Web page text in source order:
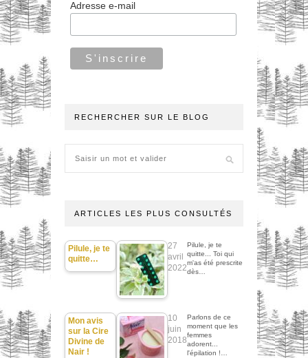
Adresse e-mail
RECHERCHER SUR LE BLOG
ARTICLES LES PLUS CONSULTÉS
Pilule, je te
quitte…
27
avril
2022
Pilule, je te
quitte... Toi qui
m'as été prescrite
dès…
Mon avis
sur la Cire
Divine de
Nair !
10
juin
2018
Parlons de ce
moment que les
femmes
adorent...
l'épilation !…